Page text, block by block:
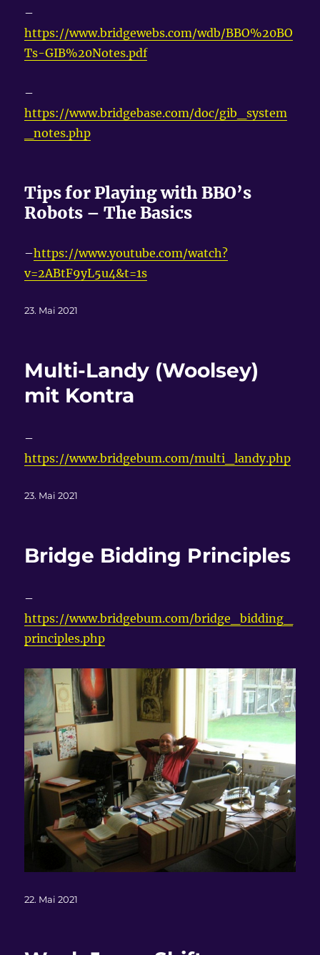
–
https://www.bridgewebs.com/wdb/BBO%20BO
Ts-GIB%20Notes.pdf
–
https://www.bridgebase.com/doc/gib_system
_notes.php
Tips for Playing with BBO’s
Robots – The Basics
–https://www.youtube.com/watch?
v=2ABtF9yL5u4&t=1s
Veröffentlicht
23. Mai 2021
Multi-Landy (Woolsey)
mit Kontra
–
https://www.bridgebum.com/multi_landy.php
Veröffentlicht
23. Mai 2021
Bridge Bidding Principles
–
https://www.bridgebum.com/bridge_bidding_
principles.php
Veröffentlicht
22. Mai 2021